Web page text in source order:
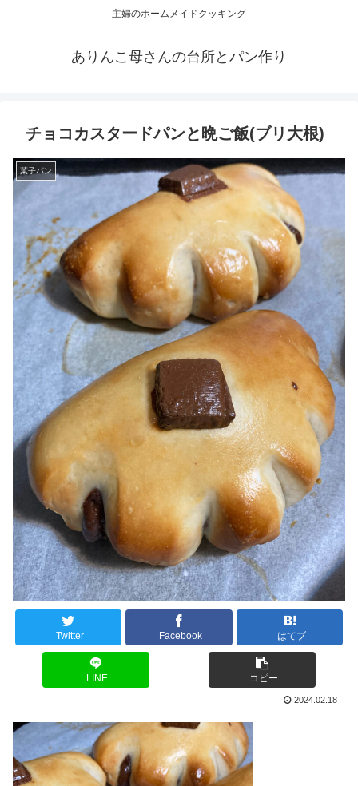
主婦のホームメイドクッキング
ありんこ母さんの台所とパン作り
チョコカスタードパンと晩ご飯(ブリ大根)
菓子パン
Twitter Facebook はてブ
LINE コピー
2024.02.18